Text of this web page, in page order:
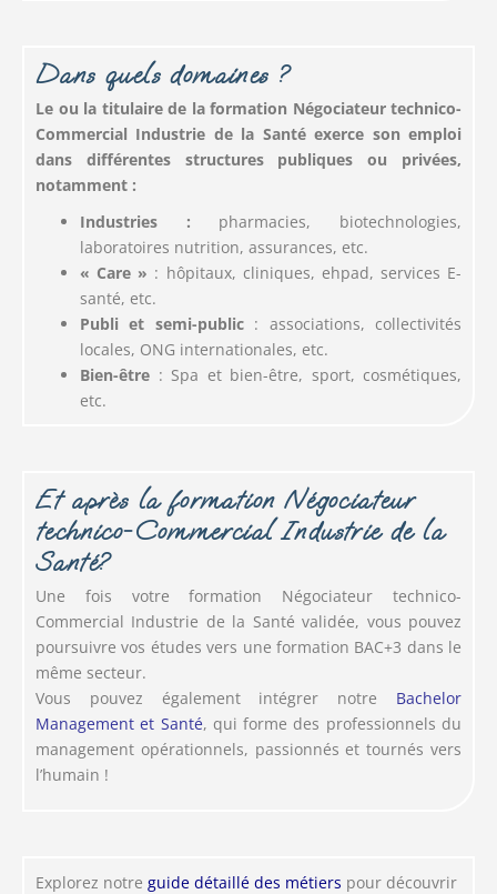
Dans quels domaines ?
Le ou la titulaire de la formation Négociateur technico-
Commercial Industrie de la Santé exerce son emploi
dans différentes structures publiques ou privées,
notamment :
Industries : pharmacies, biotechnologies,
laboratoires nutrition, assurances, etc.
« Care » : hôpitaux, cliniques, ehpad, services E-
santé, etc.
Publi et semi-public: associations, collectivités
locales, ONG internationales, etc.
Bien-être : Spa et bien-être, sport, cosmétiques,
etc.
Et après la formation Négociateur
technico-Commercial Industrie de la
Santé?
Une fois votre formation Négociateur technico-
Commercial Industrie de la Santé validée, vous pouvez
poursuivre vos études vers une formation BAC+3 dans le
même secteur.
Vous pouvez également intégrer notre Bachelor
Management et Santé, qui forme des professionnels du
management opérationnels, passionnés et tournés vers
l’humain !
Explorez notre guide détaillé des métiers pour découvrir